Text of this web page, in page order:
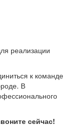
реализации
к команде
В
сейчас!